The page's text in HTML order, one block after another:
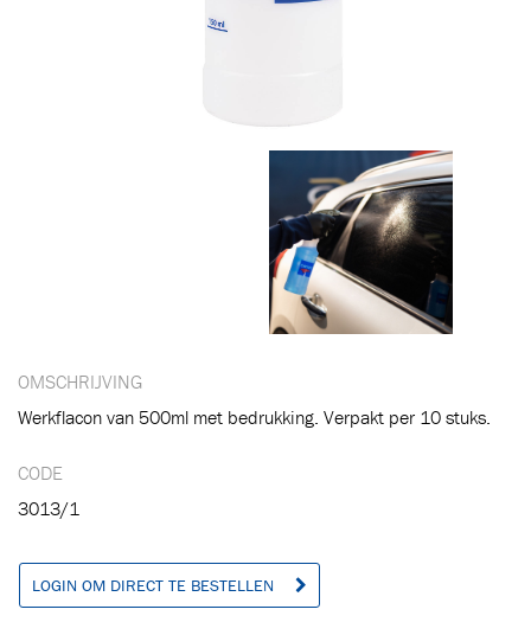
OMSCHRIJVING
Werkflacon van 500ml met bedrukking. Verpakt per 10 stuks.
CODE
3013/1
LOGIN OM DIRECT TE BESTELLEN
Toegevoegd aan winkelwagen
VERDER WINKELEN